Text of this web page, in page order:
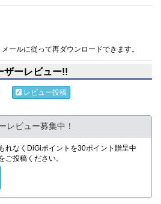
ールに従って再ダウンロードできます。
ザーレビュー!!
レビュー投稿
レビュー募集中！
れなくDiGiポイントを30ポイント贈呈中
ご投稿ください。